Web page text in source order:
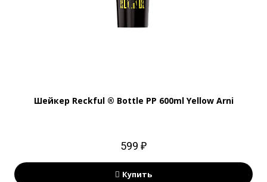
Шейкер Reckful ® Bottle PP 600ml Yellow Arni
599 ₽
Купить